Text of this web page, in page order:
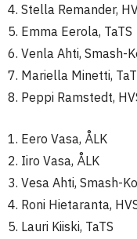
4. Stella Remander,
5. Emma Eerola, TaTS
6. Venla Ahti, Smash-
7. Mariella Minetti,
8. Peppi Ramstedt,
1. Eero Vasa, ÅLK
2. Iiro Vasa, ÅLK
3. Vesa Ahti, Smash-
4. Roni Hietaranta,
5. Lauri Kiiski, TaTS